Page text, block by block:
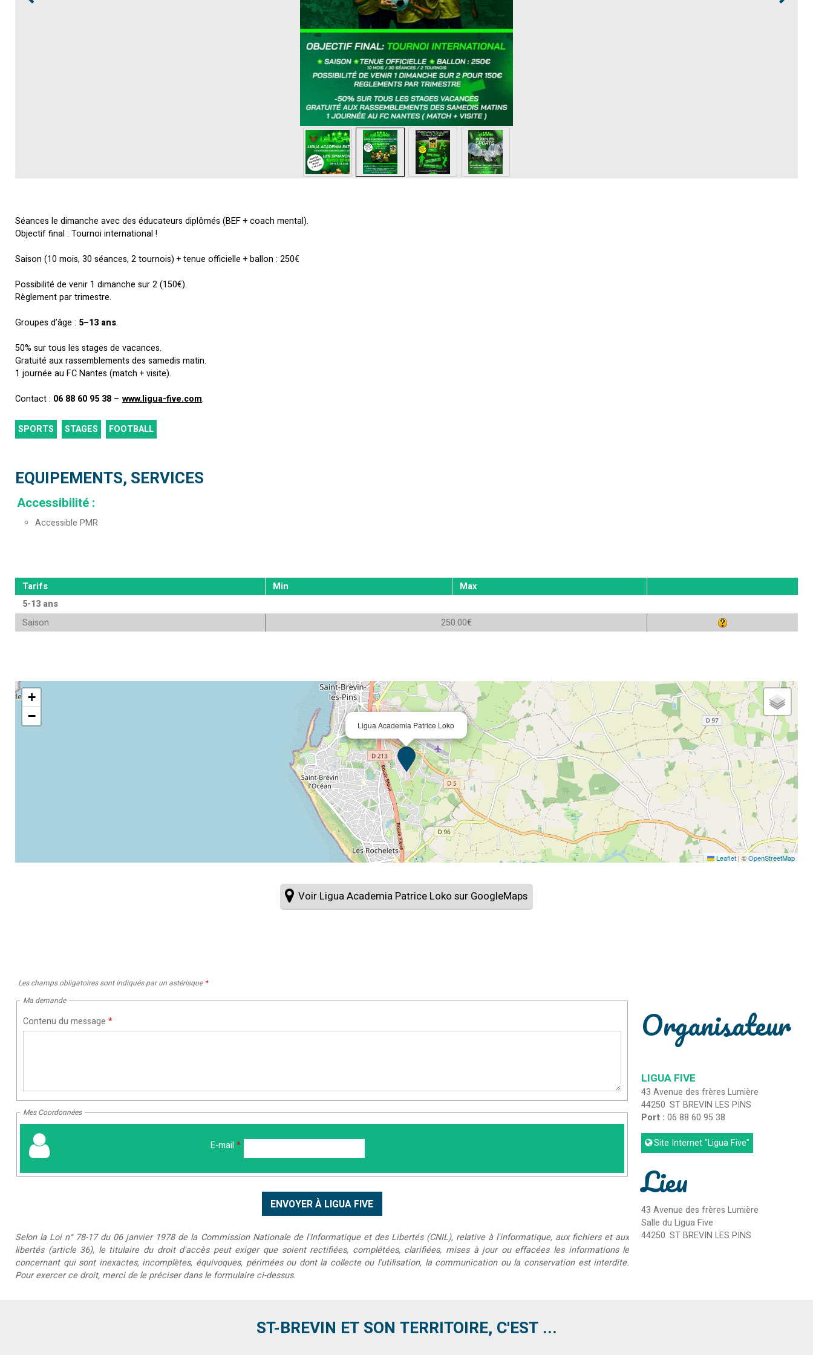
Séances le dimanche avec des éducateurs diplômés (BEF + coach mental).
Objectif final : Tournoi international !
Saison (10 mois, 30 séances, 2 tournois) + tenue officielle + ballon : 250€
Possibilité de venir 1 dimanche sur 2 (150€).
Règlement par trimestre.
Groupes d’âge : 5–13 ans.
50% sur tous les stages de vacances.
Gratuité aux rassemblements des samedis matin.
1 journée au FC Nantes (match + visite).
Contact : 06 88 60 95 38 – www.ligua-five.com.
SPORTS STAGES FOOTBALL
EQUIPEMENTS, SERVICES
Accessibilité :
Accessible PMR
Tarifs Min
Max
5-13 ans
Saison
250.00€
Ligua Academia Patrice Loko
+
−
Leaflet |©OpenStreetMap
Voir Ligua Academia Patrice Loko sur GoogleMaps
Les champs obligatoires sont indiqués par un astérisque *
Ma demande
Contenu du message *
Mes Coordonnées
E-mail *
Selon la Loi n° 78-17 du 06 janvier 1978 de la Commission Nationale de l'Informatique et des Libertés (CNIL), relative à l'informatique, aux fichiers et aux
libertés (article 36), le titulaire du droit d'accès peut exiger que soient rectifiées, complétées, clarifiées, mises à jour ou effacées les informations le
concernant qui sont inexactes, incomplètes, équivoques, périmées ou dont la collecte ou l'utilisation, la communication ou la conservation est interdite.
Pour exercer ce droit, merci de le préciser dans le formulaire ci-dessus.
Organisateur
LIGUA FIVE
43 Avenue des frères Lumière
44250 ST BREVIN LES PINS
Port :06 88 60 95 38
Site Internet"Ligua Five"
Lieu
43 Avenue des frères Lumière
Salle du Ligua Five
44250 ST BREVIN LES PINS
ST-BREVIN ET SON TERRITOIRE, C'EST ...